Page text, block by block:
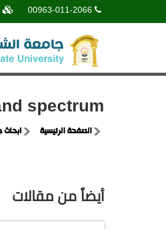
00963-011-2066
spectrum
الصفحة الرئيسية ابحاث
أيضاً من مقالات